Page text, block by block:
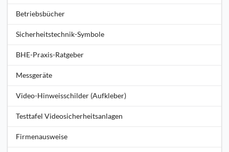
Betriebsbücher
Sicherheitstechnik-Symbole
BHE-Praxis-Ratgeber
Messgeräte
Video-Hinweisschilder (Aufkleber)
Testtafel Videosicherheitsanlagen
Firmenausweise